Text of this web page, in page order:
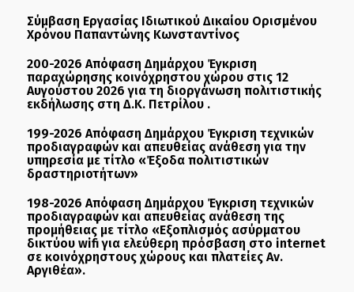
Σύμβαση Εργασίας Ιδιωτικού Δικαίου Ορισμένου
Χρόνου Παπαντώνης Κωνσταντίνος
200-2026 Απόφαση Δημάρχου Έγκριση
παραχώρησης κοινόχρηστου χώρου στις 12
Αυγούστου 2026 για τη διοργάνωση πολιτιστικής
εκδήλωσης στη Δ.Κ. Πετρίλου .
199-2026 Απόφαση Δημάρχου Έγκριση τεχνικών
προδιαγραφών και απευθείας ανάθεση για την
υπηρεσία με τίτλο «Έξοδα πολιτιστικών
δραστηριοτήτων»
198-2026 Απόφαση Δημάρχου Έγκριση τεχνικών
προδιαγραφών και απευθείας ανάθεση της
προμήθειας με τίτλο «Εξοπλισμός ασύρματου
δικτύου wifi για ελεύθερη πρόσβαση στο internet
σε κοινόχρηστους χώρους και πλατείες Αν.
Αργιθέα».